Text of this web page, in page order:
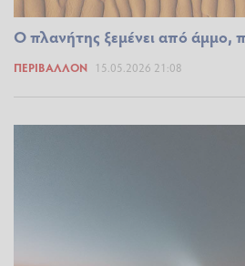
Ο πλανήτης ξεμένει από άμμο,
ΠΕΡΙΒΆΛΛΟΝ 15.05.2026 21:08